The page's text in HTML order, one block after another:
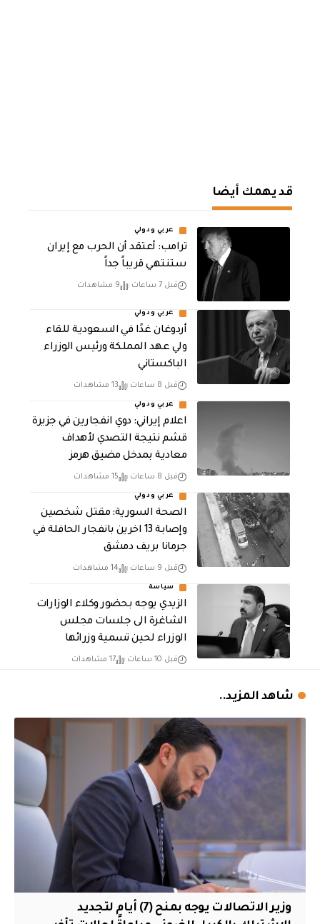
قد يهمك أيضا
عربي ودولي
‏ترامب: أعتقد أن الحرب مع إيران
ستنتهي قريباً جداً
قبل 7 ساعات 9 مشاهدات
عربي ودولي
أردوغان غدًا في السعودية للقاء
ولي عهد المملكة ورئيس الوزراء
الباكستاني
قبل 8 ساعات 13 مشاهدات
عربي ودولي
اعلام إيراني: دوي انفجارين في جزيرة
قشم نتيجة التصدي لأهداف
معادية بمدخل مضيق هرمز
قبل 8 ساعات 15 مشاهدات
عربي ودولي
الصحة السورية: مقتل شخصين
وإصابة 13 اخرين بانفجار الحافلة في
جرمانا بريف دمشق
قبل 9 ساعات 14 مشاهدات
سياسة
الزيدي يوجه بحضور وكلاء الوزارات
الشاغرة الى جلسات مجلس
الوزراء لحين تسمية وزرائها
قبل 10 ساعات 17 مشاهدات
شاهد المزيد..
وزير الاتصالات يوجه بمنح (7) أيام لتجديد